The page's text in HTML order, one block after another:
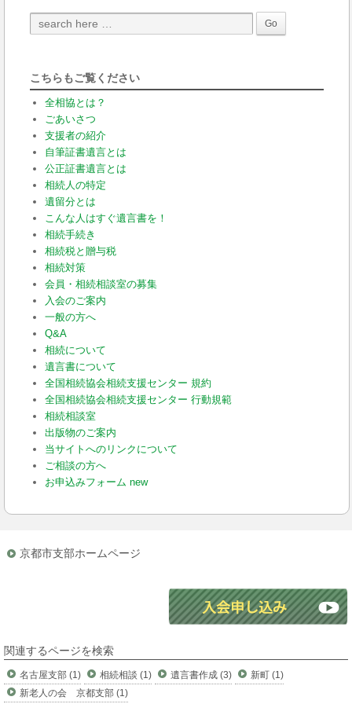
こちらもご覧ください
全相協とは？
ごあいさつ
支援者の紹介
自筆証書遺言とは
公正証書遺言とは
相続人の特定
遺留分とは
こんな人はすぐ遺言書を！
相続手続き
相続税と贈与税
相続対策
会員・相続相談室の募集
入会のご案内
一般の方へ
Q&A
相続について
遺言書について
全国相続協会相続支援センター 規約
全国相続協会相続支援センター 行動規範
相続相談室
出版物のご案内
当サイトへのリンクについて
ご相談の方へ
お申込みフォーム new
京都市支部ホームページ
関連するページを検索
名古屋支部 (1) 相続相談 (1) 遺言書作成 (3)
新町 (1)
新老人の会 京都支部 (1)